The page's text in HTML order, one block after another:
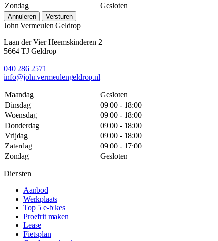
Zondag
Gesloten
Annuleren Versturen
John Vermeulen Geldrop
Laan der Vier Heemskinderen 2
5664 TJ Geldrop
040 286 2571
info@johnvermeulengeldrop.nl
Maandag
Gesloten
Dinsdag
09:00 - 18:00
Woensdag
09:00 - 18:00
Donderdag
09:00 - 18:00
Vrijdag
09:00 - 18:00
Zaterdag
09:00 - 17:00
Zondag
Gesloten
Diensten
Aanbod
Werkplaats
Top 5 e-bikes
Proefrit maken
Lease
Fietsplan